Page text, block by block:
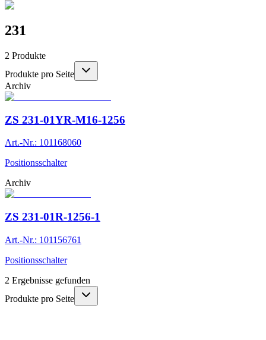
231
2 Produkte
Produkte pro Seite
Archiv
ZS 231-01YR-M16-1256
Art.-Nr.: 101168060
Positionsschalter
Archiv
ZS 231-01R-1256-1
Art.-Nr.: 101156761
Positionsschalter
2 Ergebnisse gefunden
Produkte pro Seite